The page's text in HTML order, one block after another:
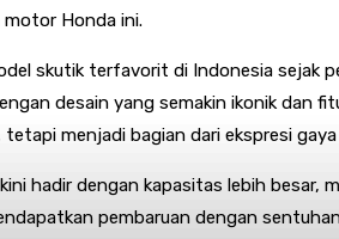
Honda ini.
skutik terfavorit di Indonesia sejak
desain yang semakin ikonik dan
menjadi bagian dari ekspresi
hadir dengan kapasitas lebih besar,
pembaruan dengan